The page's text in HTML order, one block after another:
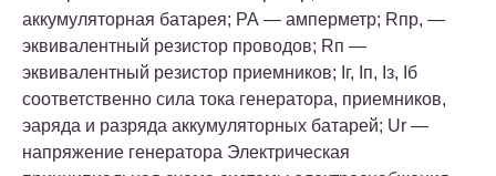
аккумуляторная батарея; РА — амперметр; Rпр, —
эквивалентный резистор проводов; Rп —
эквивалентный резистор приемников; Iг, Iп, Iз, Iб
соответственно сила тока генератора, приемников,
эаряда и разряда аккумуляторных батарей; Ur —
напряжение генератора Электрическая